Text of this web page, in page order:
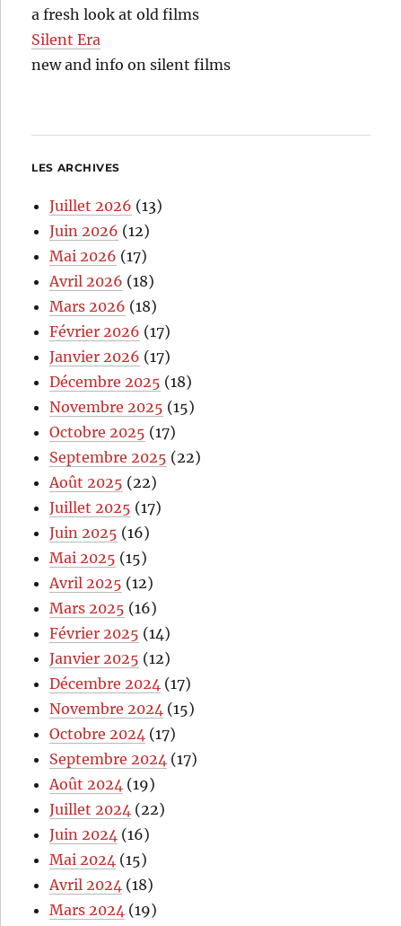
a fresh look at old films
Silent Era
new and info on silent films
LES ARCHIVES
Juillet 2026 (13)
Juin 2026 (12)
Mai 2026 (17)
Avril 2026 (18)
Mars 2026 (18)
Février 2026 (17)
Janvier 2026 (17)
Décembre 2025 (18)
Novembre 2025 (15)
Octobre 2025 (17)
Septembre 2025 (22)
Août 2025 (22)
Juillet 2025 (17)
Juin 2025 (16)
Mai 2025 (15)
Avril 2025 (12)
Mars 2025 (16)
Février 2025 (14)
Janvier 2025 (12)
Décembre 2024 (17)
Novembre 2024 (15)
Octobre 2024 (17)
Septembre 2024 (17)
Août 2024 (19)
Juillet 2024 (22)
Juin 2024 (16)
Mai 2024 (15)
Avril 2024 (18)
Mars 2024 (19)